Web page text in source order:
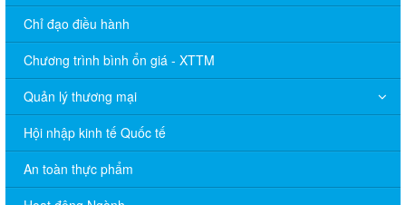
Chỉ đạo điều hành
Chương trình bình ổn giá - XTTM
Quản lý thương mại
Hội nhập kinh tế Quốc tế
An toàn thực phẩm